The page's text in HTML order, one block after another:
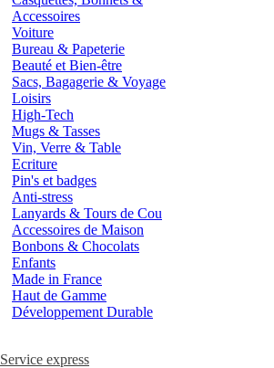
Accessoires
Voiture
Bureau & Papeterie
Beauté et Bien-être
Sacs, Bagagerie & Voyage
Loisirs
High-Tech
Mugs & Tasses
Vin, Verre & Table
Ecriture
Pin's et badges
Anti-stress
Lanyards & Tours de Cou
Accessoires de Maison
Bonbons & Chocolats
Enfants
Made in France
Haut de Gamme
Développement Durable
Service express